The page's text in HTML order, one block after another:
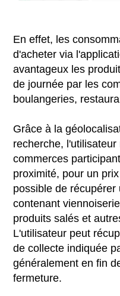
En effet, les
d'acheter via
avantageux les
de journée par les
boulangeries,
Grâce à la
recherche,
commerces
proximité, pour un
possible de
contenant
produits salés et
L'utilisateur peut
de collecte indiquée
généralement en fin
fermeture.